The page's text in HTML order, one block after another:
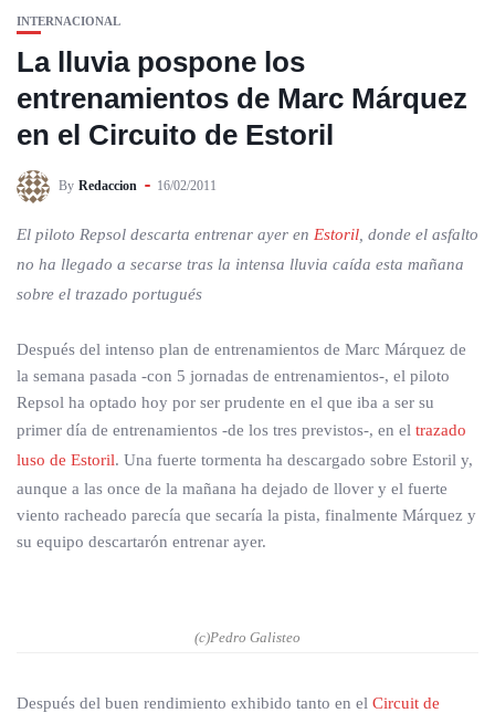
INTERNACIONAL
La lluvia pospone los
entrenamientos de Marc Márquez
en el Circuito de Estoril
By Redaccion 16/02/2011
El piloto Repsol descarta entrenar ayer en Estoril , donde el asfalto
no ha llegado a secarse tras la intensa lluvia caída esta mañana
sobre el trazado portugués
Después del intenso plan de entrenamientos de Marc Márquez de
la semana pasada -con 5 jornadas de entrenamientos-, el piloto
Repsol ha optado hoy por ser prudente en el que iba a ser su
primer día de entrenamientos -de los tres previstos-, en el trazado
luso de Estoril. Una fuerte tormenta ha descargado sobre Estoril y,
aunque a las once de la mañana ha dejado de llover y el fuerte
viento racheado parecía que secaría la pista, finalmente Márquez y
su equipo descartarón entrenar ayer.
(c)Pedro Galisteo
Después del buen rendimiento exhibido tanto en el Circuit de